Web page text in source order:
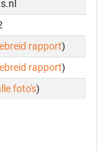
rapport)
rapport)
foto's)